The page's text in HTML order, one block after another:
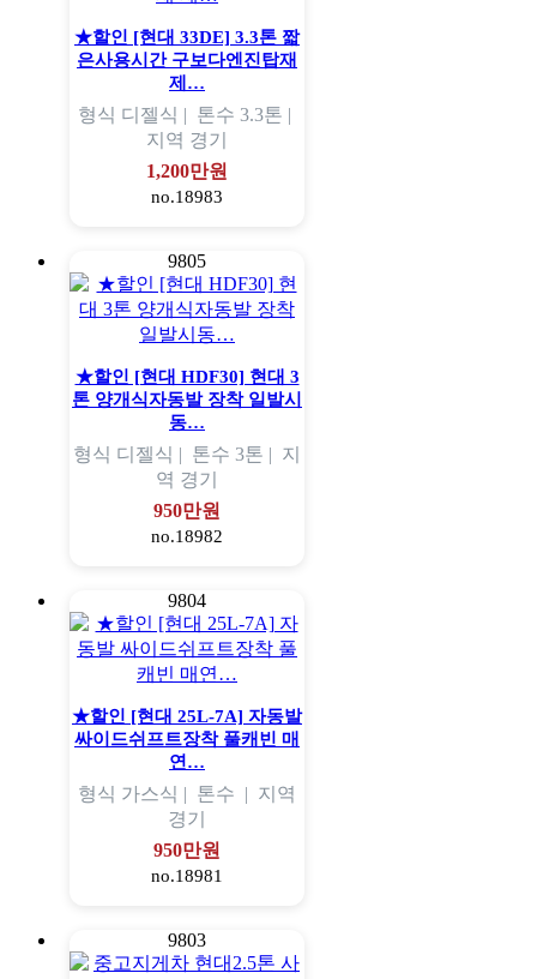
★할인 [현대 33DE] 3.3톤 짧
은사용시간 구보다엔진탑재
제…
형식 디젤식 | 톤수 3.3톤 |
지역 경기
1,200만원
no.18983
9805
★할인 [현대 HDF30] 현대 3
톤 양개식자동발 장착 일발시
동…
형식 디젤식 | 톤수 3톤 | 지
역 경기
950만원
no.18982
9804
★할인 [현대 25L-7A] 자동발
싸이드쉬프트장착 풀캐빈 매
연…
형식 가스식 | 톤수 | 지역
경기
950만원
no.18981
9803